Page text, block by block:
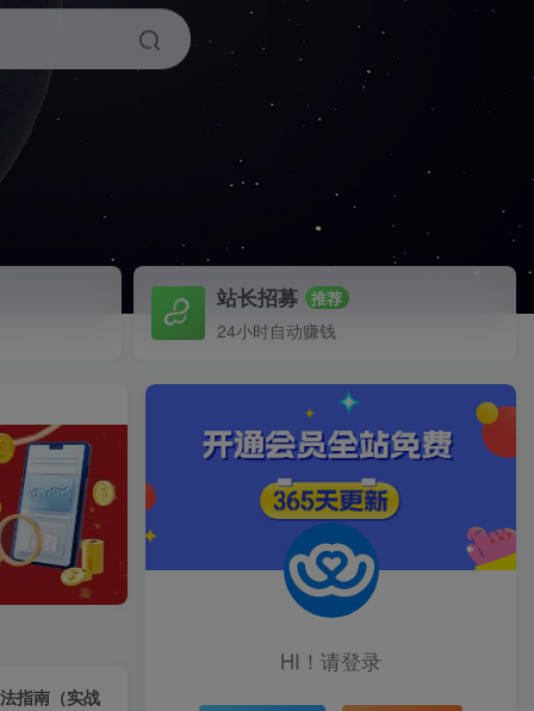
站长招募 推荐
24小时自动赚钱
指南（实战
HI！请登录